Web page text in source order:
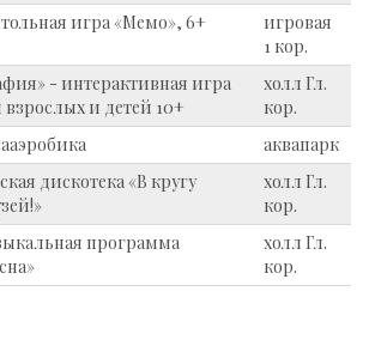
игра «Мемо», 6+
игровая
1 кор.
- интерактивная игра
взрослых и детей 10+
холл Гл.
кор.
аквапарк
дискотека «В кругу
холл Гл.
кор.
программа
холл Гл.
кор.